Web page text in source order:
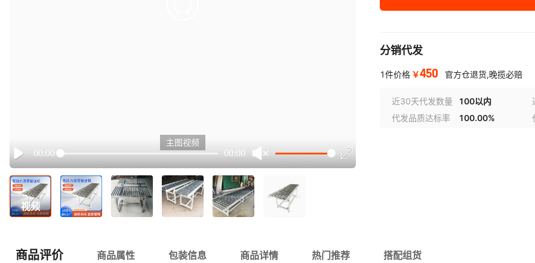
Play
00:00 00:00
主图视频
视频
分销代发
1件价格 ￥450 官方仓退货,晚揽必赔
近30天代发数量 100以内
代发品质达标率
100.00%
商品评价 商品属性 包装信息 商品详情 热门推荐 搭配组货